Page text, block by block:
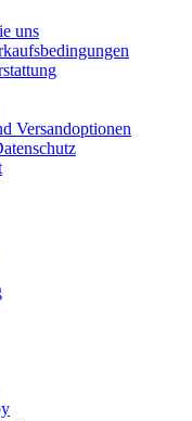
uns
Versandoptionen